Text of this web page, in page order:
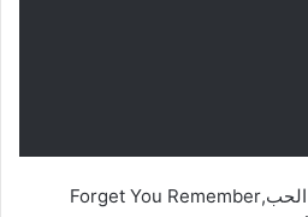
مسلسل أنساك، أتذكر الحب,Forget You Remember